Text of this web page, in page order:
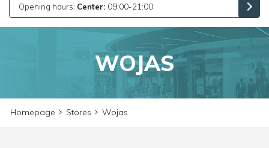
Opening hours: Center: 09:00-21:00
WOJAS
Homepage Stores Wojas